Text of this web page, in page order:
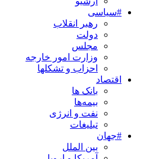
#سیاسی
رهبر انقلاب
دولت
مجلس
وزارت امور خارجه
احزاب و تشکلها
اقتصاد
بانک ها
بیمه‌ها
نفت و انرژی
تبلیغات
#جهان
بین الملل